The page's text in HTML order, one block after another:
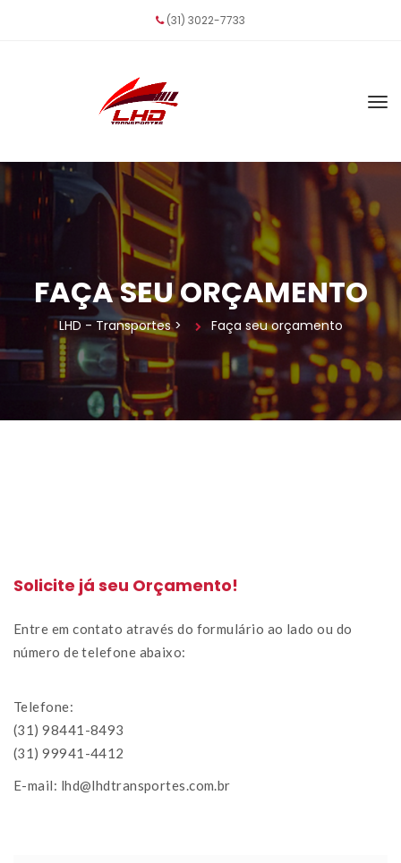
(31) 3022-7733
FAÇA SEU ORÇAMENTO
LHD - Transporte > Faça seu orçamento
Solicite já seu Orçamento!
Entre em contato através do formulário ao lado ou do
número de telefone abaixo:
Telefone:
(31) 98441-8493
(31) 99941-4412
E-mail: lhd@lhdtransportes.com.br